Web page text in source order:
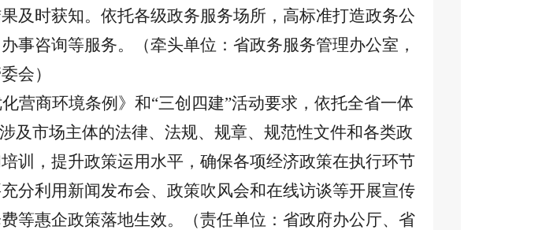
及时获知。依托各级政务服务场所，高标准打造政务公
事咨询等服务。（牵头单位：省政务服务管理办公室，
会）
营商环境条例》和“三创四建”活动要求，依托全省一体
及市场主体的法律、法规、规章、规范性文件和各类政
训，提升政策运用水平，确保各项经济政策在执行环节
分利用新闻发布会、政策吹风会和在线访谈等开展宣传
等惠企政策落地生效。（责任单位：省政府办公厅、省